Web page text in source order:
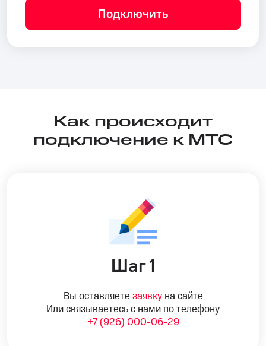
Подключить
Как происходит
подключение к МТС
Шаг 1
Вы оставляете заявкуна сайте
Или связываетесь с нами по телефону
+7 (926) 000-06-29